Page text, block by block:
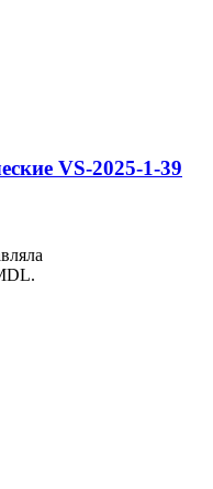
VS-2025-1-39